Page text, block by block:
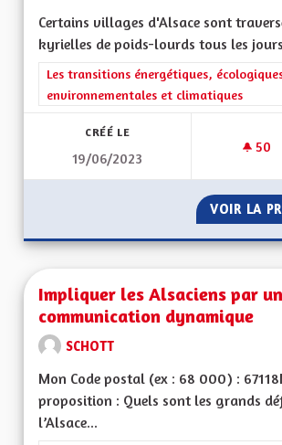
Certains villages d'Alsace sont
kyrielles de poids-lourds tous les
Filtrer les résultats de la catégorie :
Les transitions énergétiques,
environnementales et climatiques
CRÉÉ LE
19/06/2023
50
VOIR LA
Impliquer les Alsaciens par
communication dynamique
SCHOTT
Mon Code postal (ex : 68 000) :
proposition : Quels sont les grands
l’Alsace...